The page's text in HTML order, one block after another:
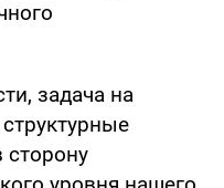
задача на